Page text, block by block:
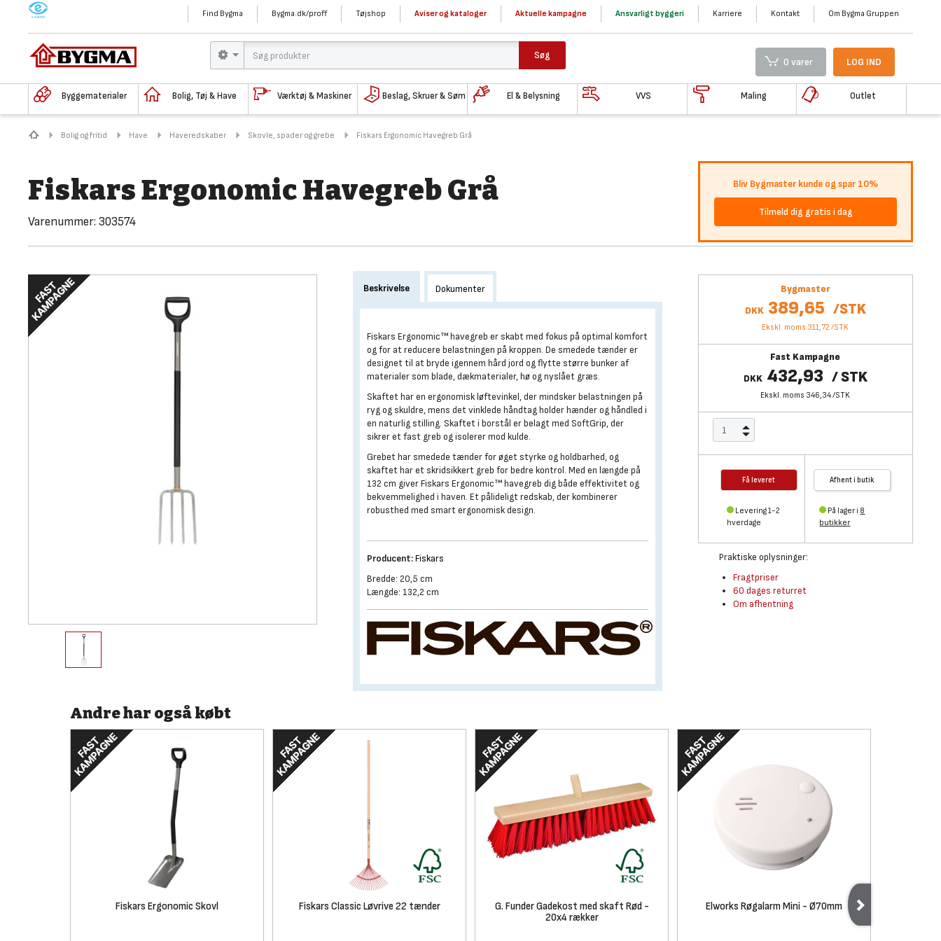
M Find Bygma Bygma.dk/proff Tøjshop Aviser og kataloger Aktuelle kampagne Ansvarligt byggeri Karriere Kontakt Om Bygma Gruppen
Søg
0 varer LOG IND
Byggematerialer Bolig, Tøj & Have Værktøj & Maskiner Beslag, Skruer & Søm El & Belysning VVS Maling Outlet
Bolig og fritid Have Haveredskaber Skovle, spader og grebe Fiskars Ergonomic Havegreb Grå
Fiskars Ergonomic Havegreb Grå
Varenummer: 303574
Bliv Bygmaster kunde og spar 10%
Tilmeld dig gratis i dag
Bygmaster
DKK 389,65 /STK
Ekskl. moms 311,72 /STK
Fast Kampagne
DKK 432,93 /STK
Ekskl. moms 346,34/STK
Få leveret
Levering 1-2
hverdage
Afhent i butik
På lager i 8
butikker
Praktiske oplysninger:
Fragtpriser
60 dages returret
Om afhentning
Beskrivelse Dokumenter
Fiskars Ergonomic™ havegreb er skabt med fokus på optimal komfort
og for at reducere belastningen på kroppen. De smedede tænder er
designet til at bryde igennem hård jord og flytte større bunker af
materialer som blade, dækmaterialer, hø og nyslået græs.
Skaftet har en ergonomisk løftevinkel, der mindsker belastningen på
ryg og skuldre, mens det vinklede håndtag holder hænder og håndled i
en naturlig stilling. Skaftet i borstål er belagt med SoftGrip, der
sikrer et fast greb og isolerer mod kulde.
Grebet har smedede tænder for øget styrke og holdbarhed, og
skaftet har et skridsikkert greb for bedre kontrol. Med en længde på
132 cm giver Fiskars Ergonomic™ havegreb dig både effektivitet og
bekvemmelighed i haven. Et pålideligt redskab, der kombinerer
robusthed med smart ergonomisk design.
Producent:Fiskars
Bredde: 20,5 cm
Længde: 132,2 cm
Andre har også købt
Fiskars Ergonomic Skovl Fiskars Classic Løvrive 22 tænder
G. Funder Gadekost med skaft Rød -
20x4 rækker
Elworks Røgalarm Mini - Ø70mm